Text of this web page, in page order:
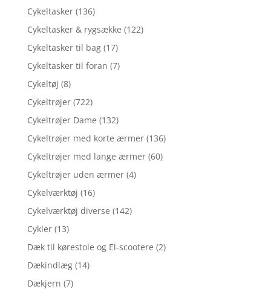
Cykeltasker (136)
Cykeltasker & rygsække (122)
Cykeltasker til bag (17)
Cykeltasker til foran (7)
Cykeltøj (8)
Cykeltrøjer (722)
Cykeltrøjer Dame (132)
Cykeltrøjer med korte ærmer (136)
Cykeltrøjer med lange ærmer (60)
Cykeltrøjer uden ærmer (4)
Cykelværktøj (16)
Cykelværktøj diverse (142)
Cykler (13)
Dæk til kørestole og El-scootere (2)
Dækindlæg (14)
Dækjern (7)